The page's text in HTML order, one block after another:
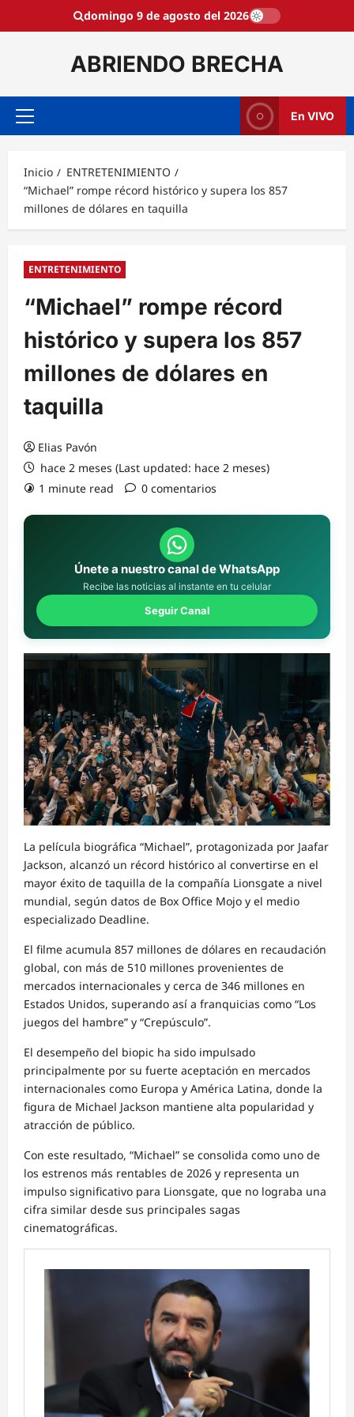
domingo 9 de agosto del 2026
ABRIENDO BRECHA
Menú
En VIVO
Inicio
ENTRETENIMIENTO
“Michael” rompe récord histórico y supera los 857
millones de dólares en taquilla
ENTRETENIMIENTO
“Michael” rompe récord
histórico y supera los 857
millones de dólares en
taquilla
Elias Pavón
hace 2 meses (Last updated: hace 2 meses)
1 minute read
0 comentarios
Únete a nuestro canal de WhatsApp
Recibe las noticias al instante en tu celular
Seguir Canal
La película biográfica “Michael”, protagonizada por Jaafar
Jackson, alcanzó un récord histórico al convertirse en el
mayor éxito de taquilla de la compañía Lionsgate a nivel
mundial, según datos de Box Office Mojo y el medio
especializado Deadline.
El filme acumula 857 millones de dólares en recaudación
global, con más de 510 millones provenientes de
mercados internacionales y cerca de 346 millones en
Estados Unidos, superando así a franquicias como “Los
juegos del hambre” y “Crepúsculo”.
El desempeño del biopic ha sido impulsado
principalmente por su fuerte aceptación en mercados
internacionales como Europa y América Latina, donde la
figura de Michael Jackson mantiene alta popularidad y
atracción de público.
Con este resultado, “Michael” se consolida como uno de
los estrenos más rentables de 2026 y representa un
impulso significativo para Lionsgate, que no lograba una
cifra similar desde sus principales sagas
cinematográficas.